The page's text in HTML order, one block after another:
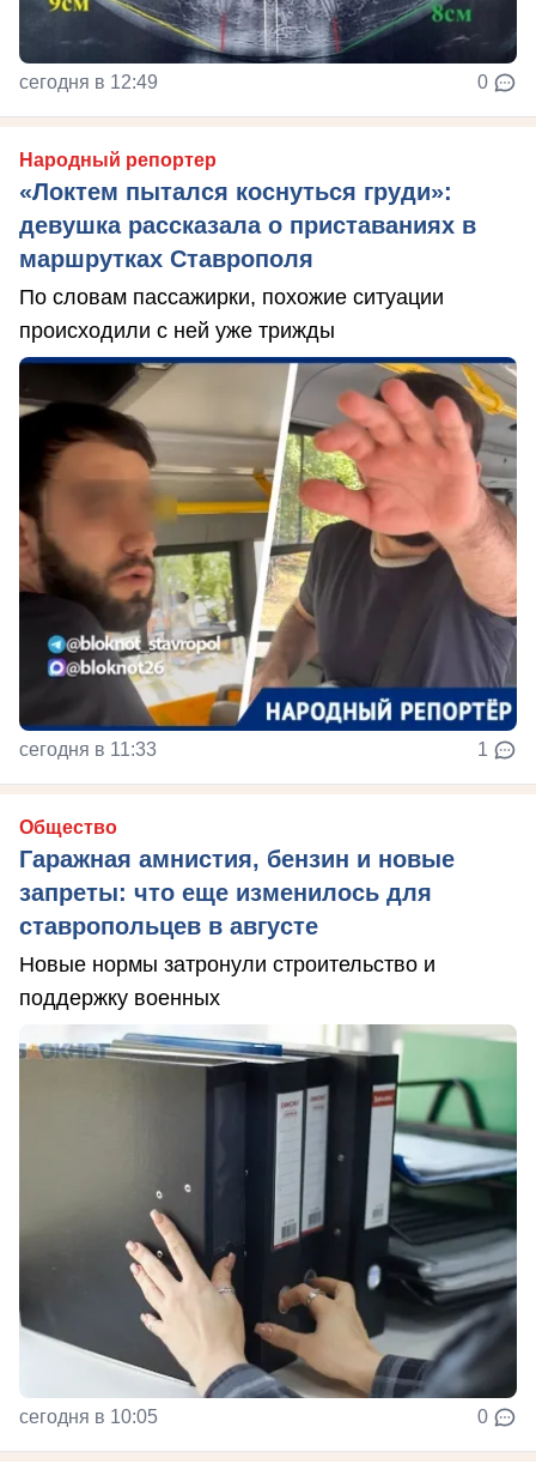
сегодня в 12:49 0
Народный репортер
«Локтем пытался коснуться груди»:
девушка рассказала о приставаниях в
маршрутках Ставрополя
По словам пассажирки, похожие ситуации
происходили с ней уже трижды
сегодня в 11:33 1
Общество
Гаражная амнистия, бензин и новые
запреты: что еще изменилось для
ставропольцев в августе
Новые нормы затронули строительство и
поддержку военных
сегодня в 10:05 0